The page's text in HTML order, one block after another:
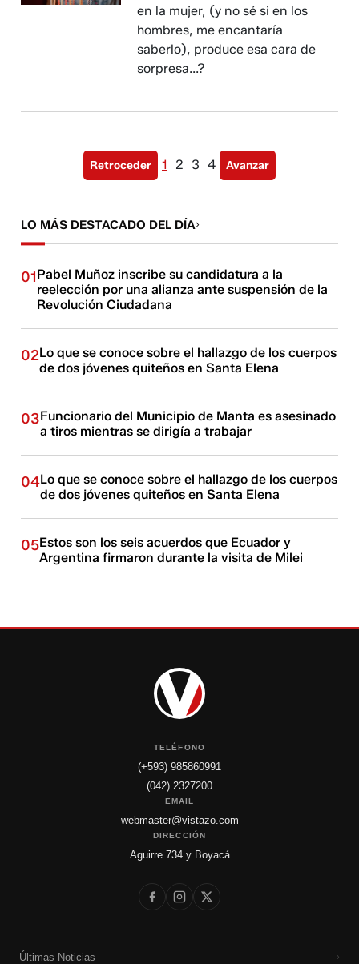
en la mujer, (y no sé si en los
hombres, me encantaría
saberlo), produce esa cara de
sorpresa...?
Retroceder 1 2 3 4 Avanzar
LO MÁS DESTACADO DEL DÍA
01Pabel Muñoz inscribe su candidatura a la
reelección por una alianza ante suspensión de la
Revolución Ciudadana
02Lo que se conoce sobre el hallazgo de los cuerpos
de dos jóvenes quiteños en Santa Elena
03Funcionario del Municipio de Manta es asesinado
a tiros mientras se dirigía a trabajar
04Lo que se conoce sobre el hallazgo de los cuerpos
de dos jóvenes quiteños en Santa Elena
05Estos son los seis acuerdos que Ecuador y
Argentina firmaron durante la visita de Milei
TELÉFONO
(+593) 985860991
(042) 2327200
EMAIL
webmaster@vistazo.com
DIRECCIÓN
Aguirre 734 y Boyacá
Últimas Noticias ›